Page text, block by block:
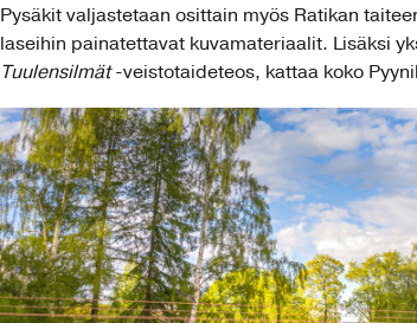
Pysäkit valjastetaan osittain myös Ratikan
laseihin painatettavat kuvamateriaalit. Lisäksi
Tuulensilmät-veistotaideteos, kattaa koko